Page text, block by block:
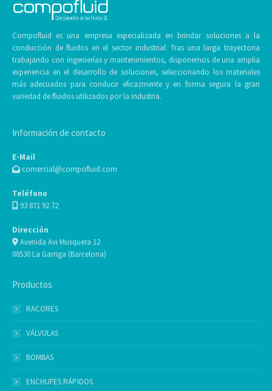
Compofluid es una empresa especializada en brindar soluciones a la
conducción de fluidos en el sector industrial. Tras una larga trayectoria
trabajando con ingenierías y mantenimientos, disponemos de una amplia
experiencia en el desarrollo de soluciones, seleccionando los materiales
más adecuados para conducir eficazmente y en forma segura la gran
variedad de fluidos utilizados por la industria.
Información de contacto
E-Mail
comercial@compofluid.com
Teléfono
93 871 92 72
Dirección
Avenida Avi Musquera 12
08530 La Garriga (Barcelona)
Productos
RACORES
VÁLVULAS
BOMBAS
ENCHUFES RÁPIDOS